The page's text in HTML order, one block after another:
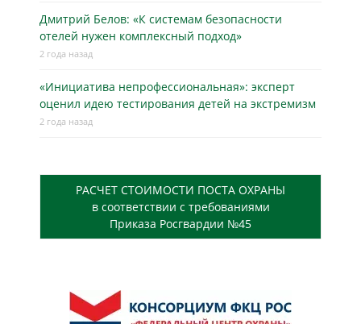
Дмитрий Белов: «К системам безопасности
отелей нужен комплексный подход»
2 года назад
«Инициатива непрофессиональная»: эксперт
оценил идею тестирования детей на экстремизм
2 года назад
РАСЧЕТ СТОИМОСТИ ПОСТА ОХРАНЫ
в соответствии с требованиями
Приказа Росгвардии №45